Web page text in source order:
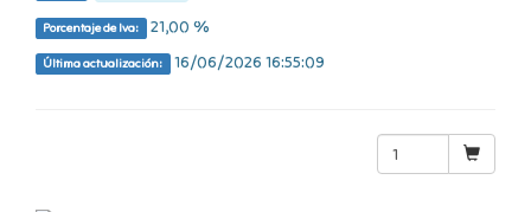
Porcentaje de Iva: 21,00 %
Última actualización: 16/06/2026 16:55:09